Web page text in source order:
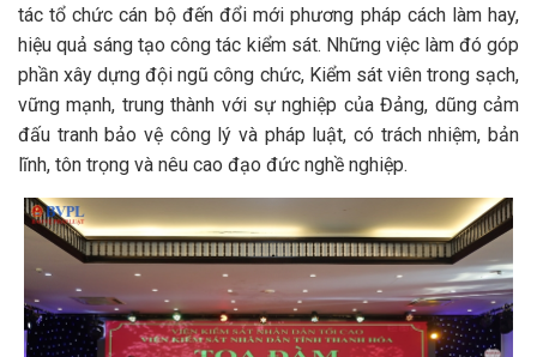
tác tổ chức cán bộ đến đổi mới phương pháp cách làm hay,
hiệu quả sáng tạo công tác kiểm sát. Những việc làm đó góp
phần xây dựng đội ngũ công chức, Kiểm sát viên trong sạch,
vững mạnh, trung thành với sự nghiệp của Đảng, dũng cảm
đấu tranh bảo vệ công lý và pháp luật, có trách nhiệm, bản
lĩnh, tôn trọng và nêu cao đạo đức nghề nghiệp.